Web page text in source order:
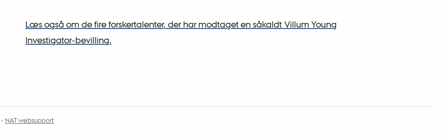
Læs også om de fire forskertalenter, der har modtaget en såkaldt Villum Young
Investigator-bevilling.
- NAT websupport